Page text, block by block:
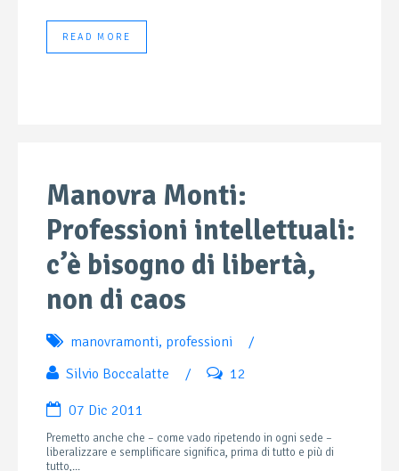
READ MORE
Manovra Monti:
Professioni intellettuali:
c’è bisogno di libertà,
non di caos
manovramonti, professioni
/
Silvio Boccalatte
/ 12
07 Dic 2011
Premetto anche che – come vado ripetendo in ogni sede –
liberalizzare e semplificare significa, prima di tutto e più di
tutto,...